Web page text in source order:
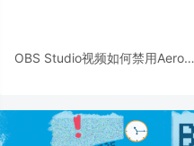
OBS Studio视频如何禁用Aero功